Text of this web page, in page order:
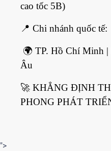
cao tốc 5B)
📍 Chi nhánh quốc tế:
🌍 TP. Hồ Chí Minh |
Âu
🚀 KHẲNG ĐỊNH
PHONG PHÁT
">